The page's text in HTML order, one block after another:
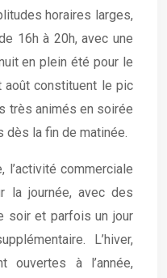
horaires larges,
16h à 20h, avec une
en plein été pour le
août constituent le pic
très animés en soirée
dès la fin de matinée.
l’activité commerciale
la journée, avec des
soir et parfois un jour
L’hiver,
ouvertes à l’année,